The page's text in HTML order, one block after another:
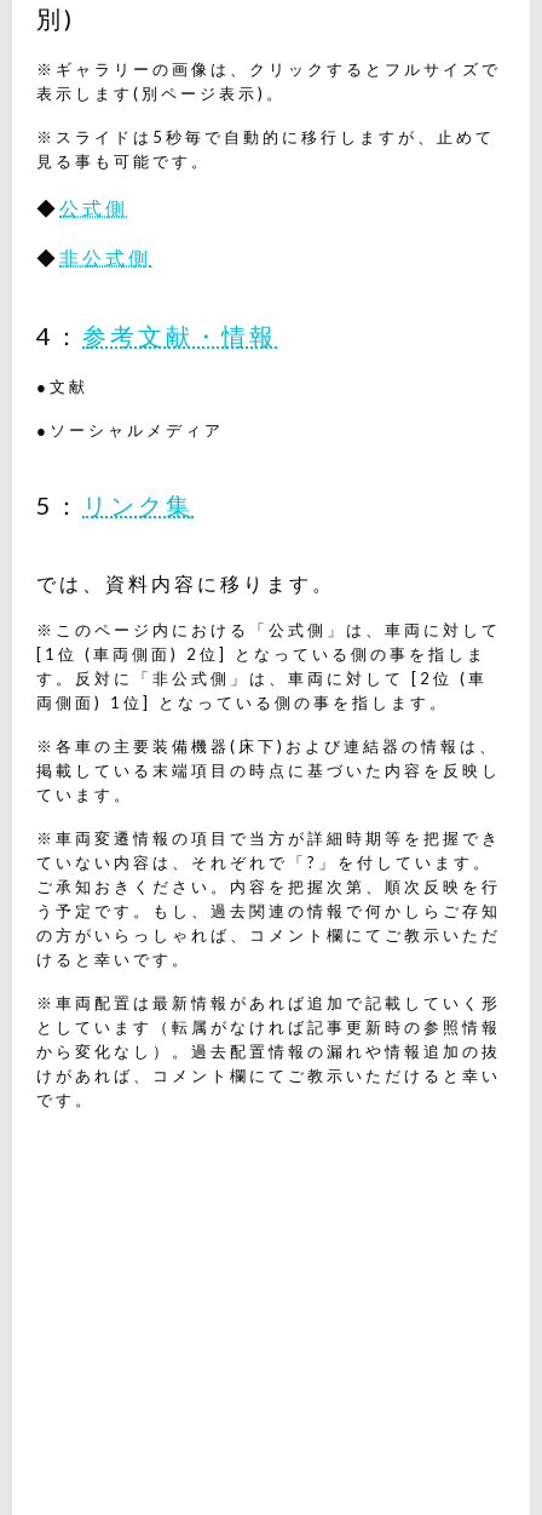
別)
※ギャラリーの画像は、クリックするとフルサイズで
表示します(別ページ表示)。
※スライドは5秒毎で自動的に移行しますが、止めて
見る事も可能です。
◆公式側
◆非公式側
4： 参考文献・情報
●文献
●ソーシャルメディア
5： リンク集
では、資料内容に移ります。
※このページ内における「公式側」は、車両に対して
[1位 (車両側面) 2位] となっている側の事を指しま
す。反対に「非公式側」は、車両に対して [2位 (車
両側面) 1位] となっている側の事を指します。
※各車の主要装備機器(床下)および連結器の情報は、
掲載している末端項目の時点に基づいた内容を反映し
ています。
※車両変遷情報の項目で当方が詳細時期等を把握でき
ていない内容は、それぞれで「?」を付しています。
ご承知おきください。内容を把握次第、順次反映を行
う予定です。もし、過去関連の情報で何かしらご存知
の方がいらっしゃれば、コメント欄にてご教示いただ
けると幸いです。
※車両配置は最新情報があれば追加で記載していく形
としています（転属がなければ記事更新時の参照情報
から変化なし）。過去配置情報の漏れや情報追加の抜
けがあれば、コメント欄にてご教示いただけると幸い
です。